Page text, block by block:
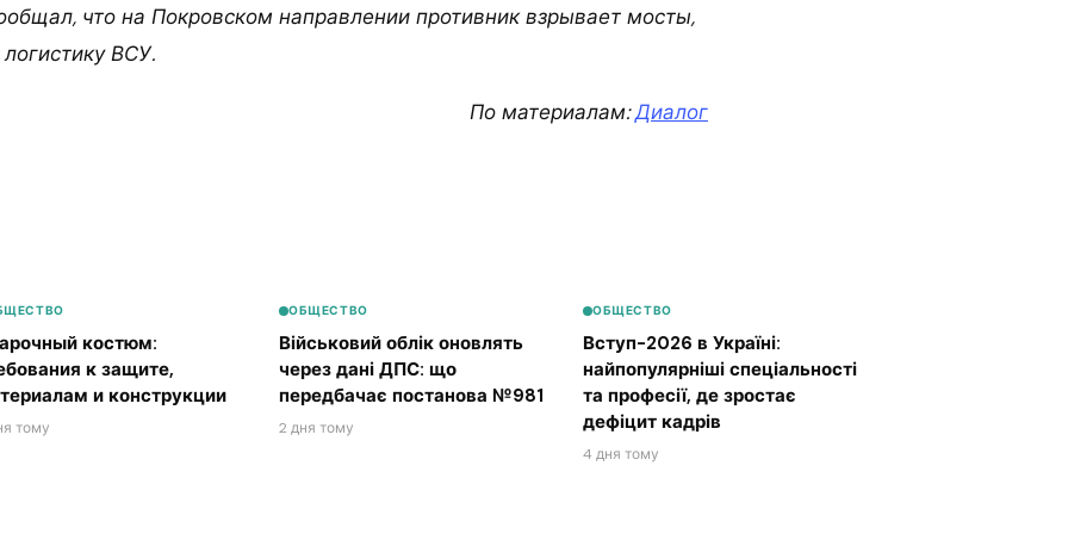
что на Покровском направлении противник взрывает мосты,
ВСУ.
По материалам:Диалог
костюм:
к защите,
и конструкции
тому
ОБЩЕСТВО
Військовий облік оновлять
через дані ДПС: що
передбачає постанова №981
2 дня тому
ОБЩЕСТВО
Вступ-2026 в Україні:
найпопулярніші спеціальності
та професії, де зростає
дефіцит кадрів
4 дня тому